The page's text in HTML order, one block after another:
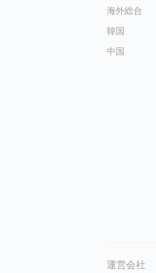
海外総合
韓国
中国
運営会社